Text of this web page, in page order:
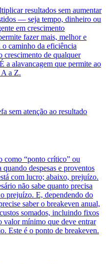
resultados sem aumentar
— seja tempo, dinheiro ou
em crescimento
fazer mais, melhor e
o caminho da eficiência
crescimento de qualquer
a alavancagem que permite ao
A a Z.
sem atenção ao resultado
como “ponto crítico” ou
despesas e proventos
com lucro; abaixo, prejuízo.
não sabe quanto precisa
prejuízo. E, dependendo do
saber o breakeven anual,
somados, incluindo fixos
valor mínimo que deve entrar
Este é o ponto de breakeven.